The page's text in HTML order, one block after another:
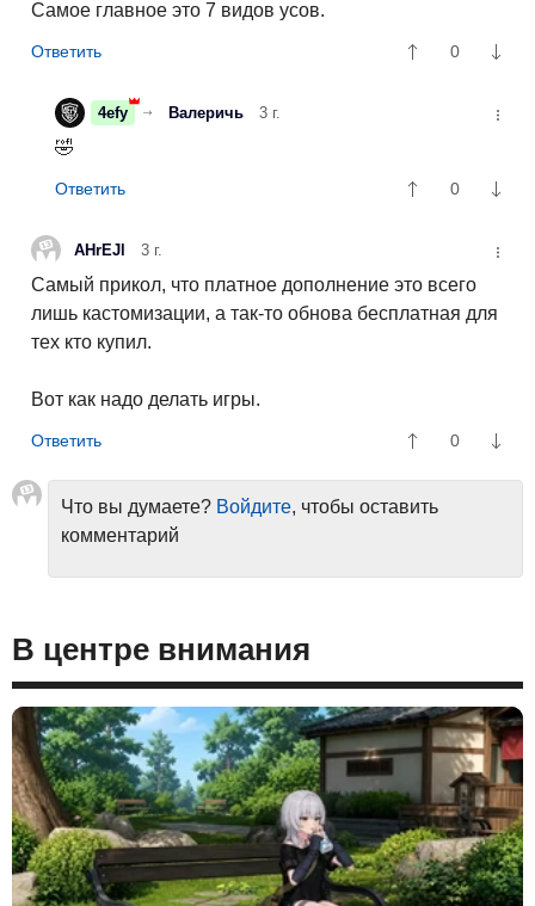
Самое главное это 7 видов усов.
0
4efy Валеричь 3 г.
🤣
0
AHrEJl 3 г.
Самый прикол, что платное дополнение это всего
лишь кастомизации, а так-то обнова бесплатная для
тех кто купил.
Вот как надо делать игры.
0
Что вы думаете? Войдите, чтобы оставить
комментарий
В центре внимания